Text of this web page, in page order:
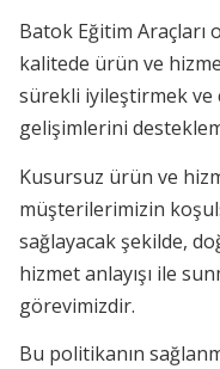
Batok Eğitim
kalitede ürün ve
sürekli iyileştirmek ve
gelişimlerini
Kusursuz ürün ve
müşterilerimizin
sağlayacak şekilde,
hizmet anlayışı ile
görevimizdir.
Bu politikanın